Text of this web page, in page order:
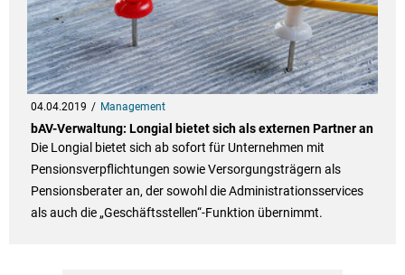
04.04.2019 Management
bAV-Verwaltung: Longial bietet sich als externen Partner an
Die Longial bietet sich ab sofort für Unternehmen mit
Pensionsverpflichtungen sowie Versorgungsträgern als
Pensionsberater an, der sowohl die Administrationsservices
als auch die „Geschäftsstellen“-Funktion übernimmt.